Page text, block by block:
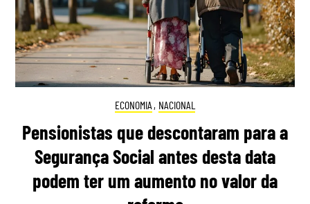
ECONOMIA , NACIONAL
Pensionistas que descontaram para a
Segurança Social antes desta data
podem ter um aumento no valor da